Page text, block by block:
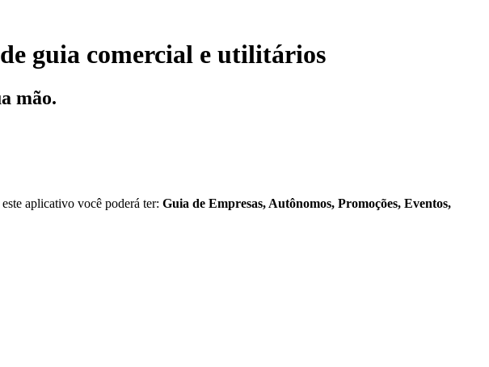
guia comercial e utilitários
mão.
aplicativo você poderá ter: Guia de Empresas, Autônomos, Promoções, Eventos,